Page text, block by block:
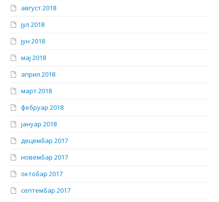
август 2018
јул 2018
јун 2018
мај 2018
април 2018
март 2018
фебруар 2018
јануар 2018
децембар 2017
новембар 2017
октобар 2017
септембар 2017